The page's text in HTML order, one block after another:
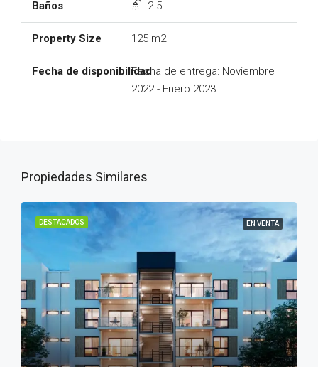
2.5
125 m2
Fecha de entrega: Noviembre
2022 - Enero 2023
Propiedades Similares
DESTACADOS EN VENTA